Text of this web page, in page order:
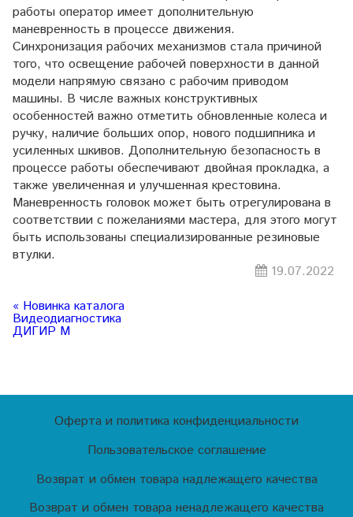
работы оператор имеет дополнительную
маневренность в процессе движения.
Синхронизация рабочих механизмов стала причиной
того, что освещение рабочей поверхности в данной
модели напрямую связано с рабочим приводом
машины. В числе важных конструктивных
особенностей важно отметить обновленные колеса и
ручку, наличие больших опор, нового подшипника и
усиленных шкивов. Дополнительную безопасность в
процессе работы обеспечивают двойная прокладка, а
также увеличенная и улучшенная крестовина.
Маневренность головок может быть отрегулирована в
соответствии с пожеланиями мастера, для этого могут
быть использованы специализированные резиновые
втулки.
19.07.2022
« Новинка каталога
Видеодиагностика
ДИГИР М
Оферта и политика конфиденциальности
Пользовательское соглашение
Возврат и обмен товара надлежащего качества
Возврат и обмен товара ненадлежащего качества